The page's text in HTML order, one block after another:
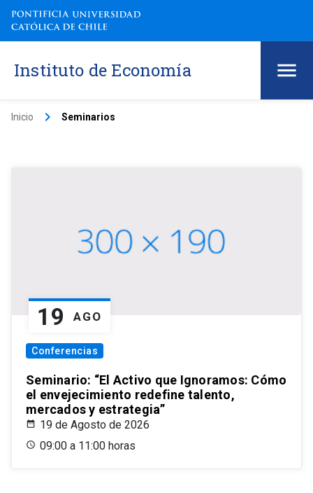
Instituto de Economía
Inicio keyboard_arrow_right Seminarios
19 AGO
Conferencias
Seminario: “El Activo que Ignoramos: Cómo
el envejecimiento redefine talento,
mercados y estrategia”
19 de Agosto de 2026
09:00 a 11:00 horas